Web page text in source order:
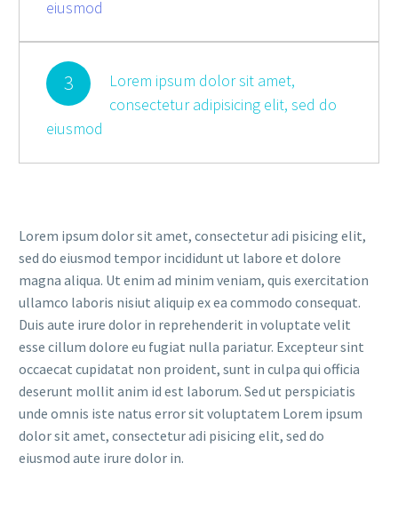
eiusmod
3
Lorem ipsum dolor sit amet,
consectetur adipisicing elit, sed do
eiusmod
Lorem ipsum dolor sit amet, consectetur adi pisicing elit,
sed do eiusmod tempor incididunt ut labore et dolore
magna aliqua. Ut enim ad minim veniam, quis exercitation
ullamco laboris nisiut aliquip ex ea commodo consequat.
Duis aute irure dolor in reprehenderit in voluptate velit
esse cillum dolore eu fugiat nulla pariatur. Excepteur sint
occaecat cupidatat non proident, sunt in culpa qui officia
deserunt mollit anim id est laborum. Sed ut perspiciatis
unde omnis iste natus error sit voluptatem Lorem ipsum
dolor sit amet, consectetur adi pisicing elit, sed do
eiusmod aute irure dolor in.